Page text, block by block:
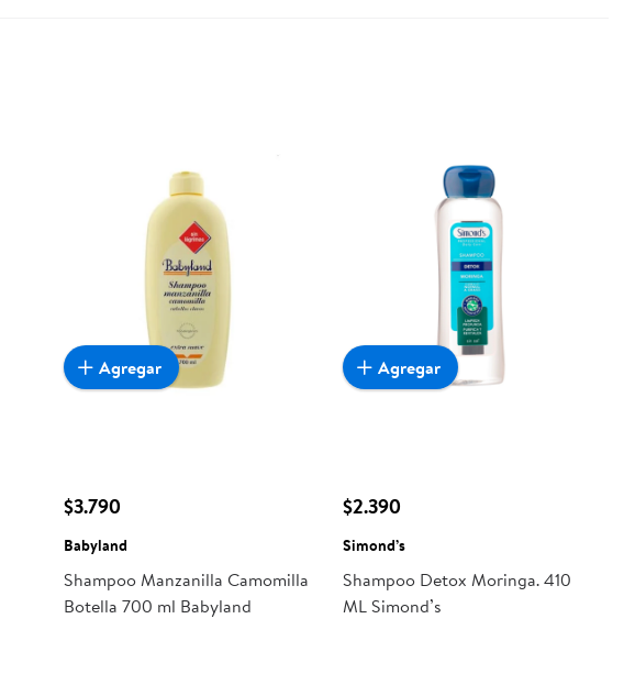
$3.790
Babyland
Shampoo Manzanilla Camomilla
Botella 700 ml Babyland
Agregar
$2.390
Simond’s
Shampoo Detox Moringa. 410
ML Simond’s
Agregar